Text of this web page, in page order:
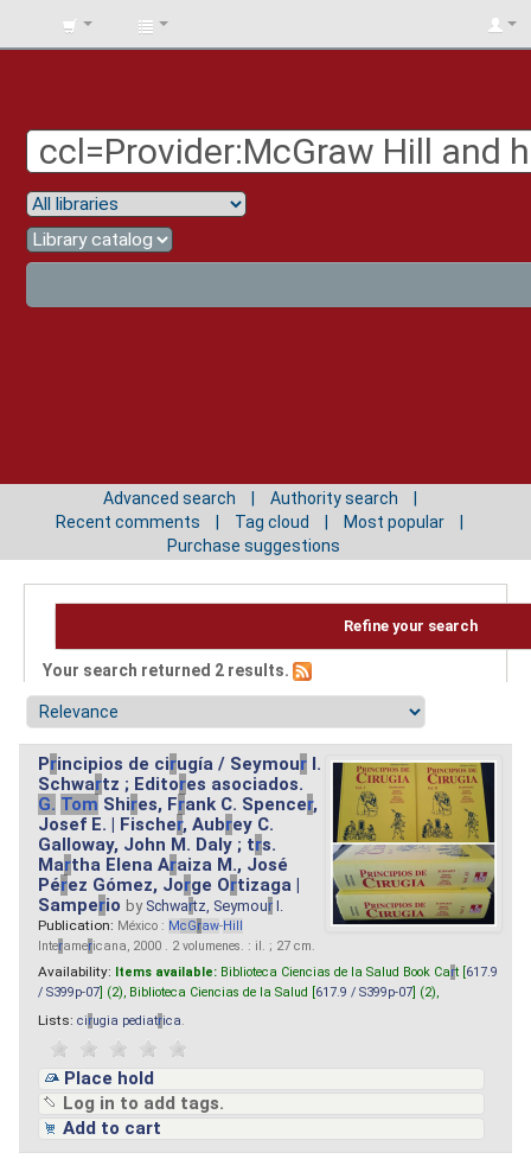
BIBLIOTECA
Advanced search
Authority search
Recent comments
Tag cloud
Most popular
Purchase suggestions
Refine your search
Your search returned 2 results.
Principios de cirugía / Seymour I.
Schwartz ; Editores asociados.
G. Tom Shires, Frank C. Spencer,
Josef E. | Fischer, Aubrey C.
Galloway, John M. Daly ; trs.
Martha Elena Araiza M., José
Pérez Gómez, Jorge Ortizaga |
Samperio by Schwartz, Seymour I.
Publication: México : McGraw-Hill
Interamericana, 2000 . 2 volumenes. : il. ; 27 cm.
Availability: Items available: Biblioteca Ciencias de la Salud Book Cart [ 617.9
/ S399p-07 ] (2), Biblioteca Ciencias de la Salud [ 617.9 / S399p-07 ] (2),
Lists: cirugia pediatrica
Place hold
Log in to add tags.
Add to cart